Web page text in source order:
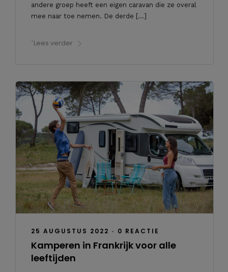
andere groep heeft een eigen caravan die ze overal
mee naar toe nemen. De derde […]
`Lees verder
25 AUGUSTUS 2022 • 0 REACTIE
Kamperen in Frankrijk voor alle
leeftijden